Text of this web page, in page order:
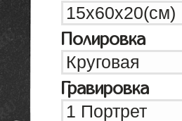
Полировка
Гравировка